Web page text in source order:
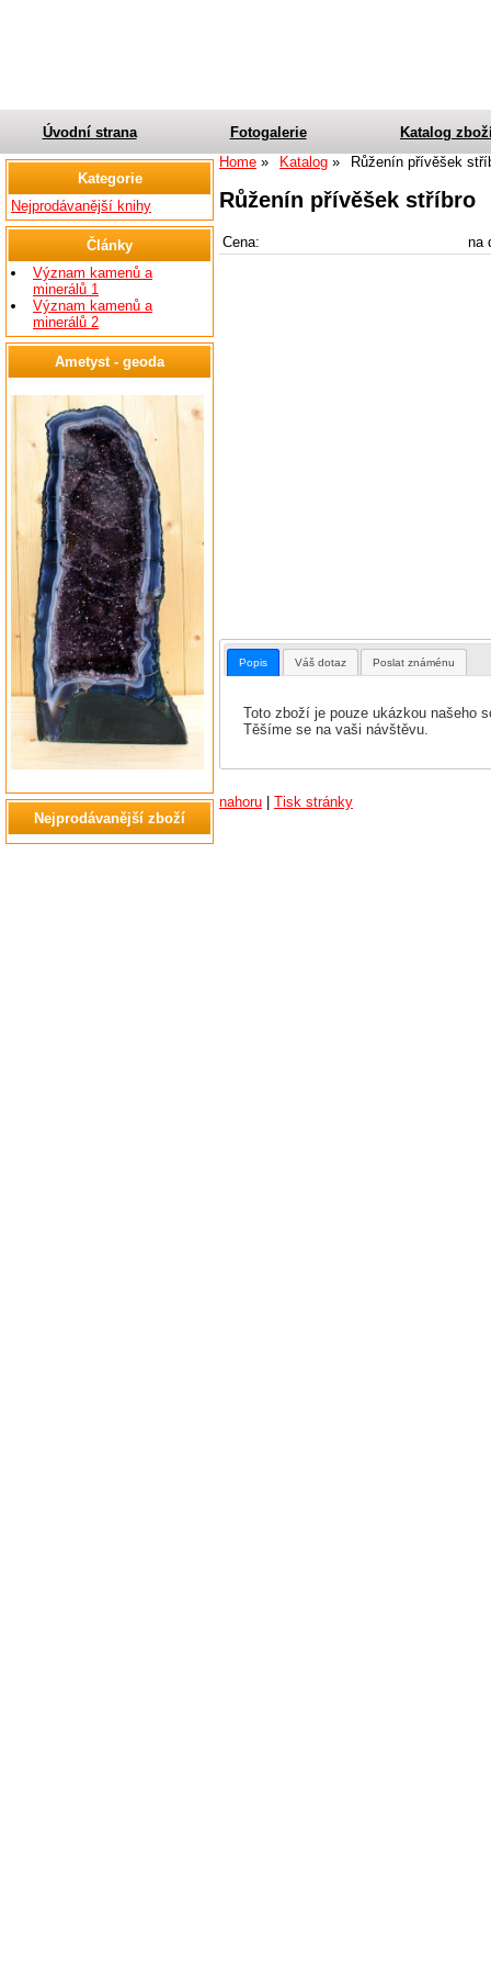
Úvodní strana Fotogalerie
Katalog
Home
Katalog Růženín přívěšek
Růženín přívěšek stříbro
Cena: na
Popis Váš dotaz Poslat známénu
Toto zboží je pouze ukázkou našeho
Těšíme se na vaši návštěvu.
nahoru Tisk stránky
Kategorie
Nejprodávanější knihy
Články
Význam kamenů a
minerálů 1
Význam kamenů a
minerálů 2
Ametyst - geoda
Nejprodávanější zboží